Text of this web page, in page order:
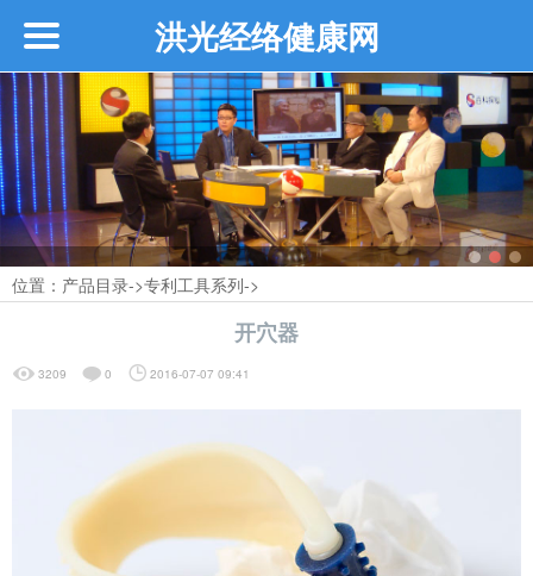
洪光经络健康网
企业介绍
┗━创始人介绍
┗━近期活动
┗━品牌故事
┗━品牌优势
位置： 产品目录->专利工具系列->
开穴器
3209 0 2016-07-07 09:41